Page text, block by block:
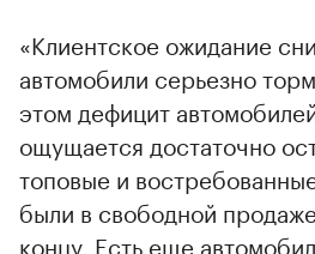
«Клиентское ожидание
автомобили серьезно
этом дефицит
ощущается достаточно
топовые и
были в свободной
концу. Есть еще